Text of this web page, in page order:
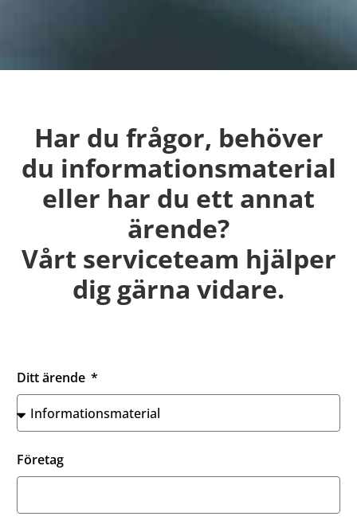
Har du frågor, behöver
du informationsmaterial
eller har du ett annat
ärende?
Vårt serviceteam hjälper
dig gärna vidare.
Ditt ärende
Företag